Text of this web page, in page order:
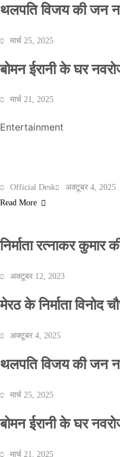
थलपति विजय की जन
मार्च 25, 2025
बोमन ईरानी के घर
मार्च 21, 2025
NEWS
बॉलीवुड के बाद अब
धमकियाँ : सेलिब्रिटी
Official Desk
Entertainment
Official Desk
अक्टूबर 4, 2025
Read More
निर्माता रत्नाकर
अक्टूबर 12, 2023
मेरठ के निर्माता विनोद
अक्टूबर 4, 2025
थलपति विजय की जन
मार्च 25, 2025
बोमन ईरानी के घर
मार्च 21, 2025